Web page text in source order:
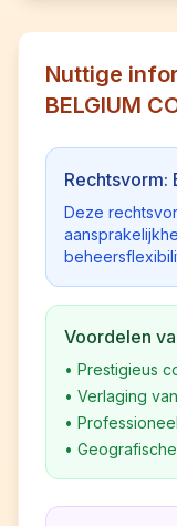
Nuttige
BELGIUM
Rechtsvorm:
Deze
Voordelen
• Prestigieus
• Verlaging
•
•